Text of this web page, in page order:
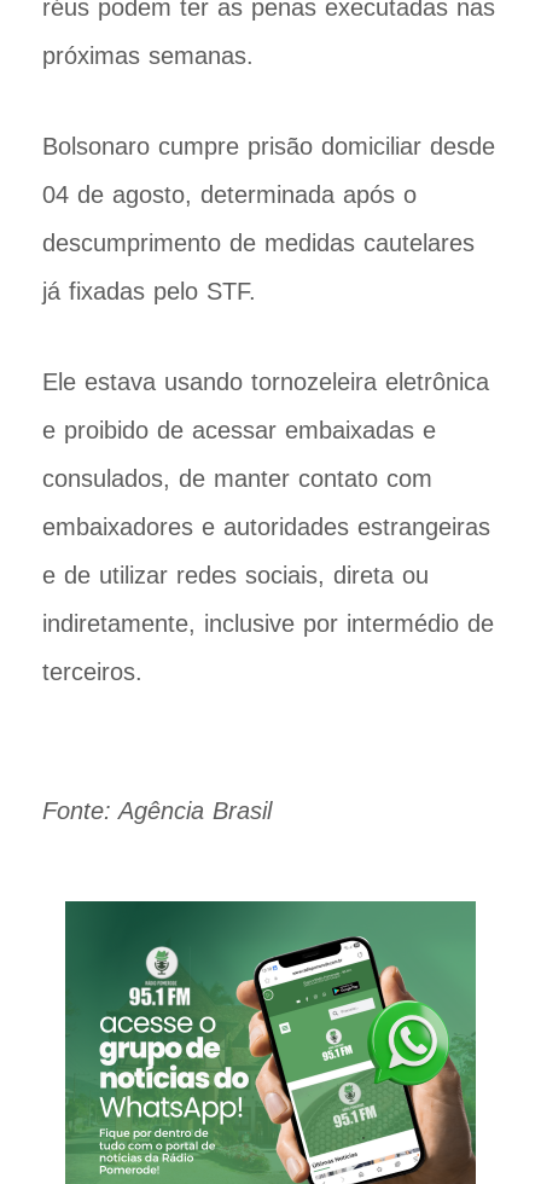
réus podem ter as penas executadas nas
próximas semanas.
Bolsonaro cumpre prisão domiciliar desde
04 de agosto, determinada após o
descumprimento de medidas cautelares
já fixadas pelo STF.
Ele estava usando tornozeleira eletrônica
e proibido de acessar embaixadas e
consulados, de manter contato com
embaixadores e autoridades estrangeiras
e de utilizar redes sociais, direta ou
indiretamente, inclusive por intermédio de
terceiros.
Fonte: Agência Brasil